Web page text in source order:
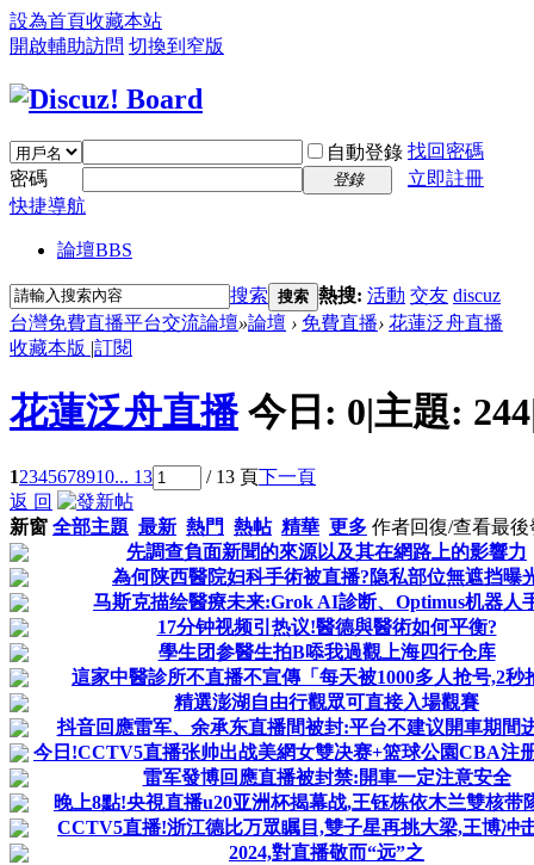
設為首頁收藏本站
開啟輔助訪問 切換到窄版
自動登錄 找回密碼
密碼
登錄
立即註冊
快捷導航
論壇BBS
搜索 搜索 熱搜: 活動 交友 discuz
台灣免費直播平台交流論壇»論壇 › 免費直播› 花蓮泛舟直播
收藏本版 |訂閱
花蓮泛舟直播 今日: 0|主題: 244
12345678910... 13 / 13 頁下一頁
返 回
新窗 全部主題 最新 熱門 熱帖 精華 更多 作者回復/查看最後
先調查負面新聞的來源以及其在網路上的影響力
為何陕西醫院妇科手術被直播?隐私部位無遮挡曝
马斯克描绘醫療未来:Grok AI診断、Optimus机器人
17分钟视频引热议!醫德與醫術如何平衡?
學生团参醫生拍B㖭我過觀上海四行仓库
這家中醫診所不直播不宣傳「每天被1000多人抢号,2秒
精選澎湖自由行觀眾可直接入場觀賽
抖音回應雷军、余承东直播間被封:平台不建议開車期間
今日!CCTV5直播张帅出战美網女雙决赛+篮球公園CBA注
雷军發博回應直播被封禁:開車一定注意安全
晚上8點!央視直播u20亚洲杯揭幕战,王钰栋依木兰雙核带
CCTV5直播!浙江德比万眾瞩目,雙子星再挑大梁,王博冲
2024,對直播敬而“远”之